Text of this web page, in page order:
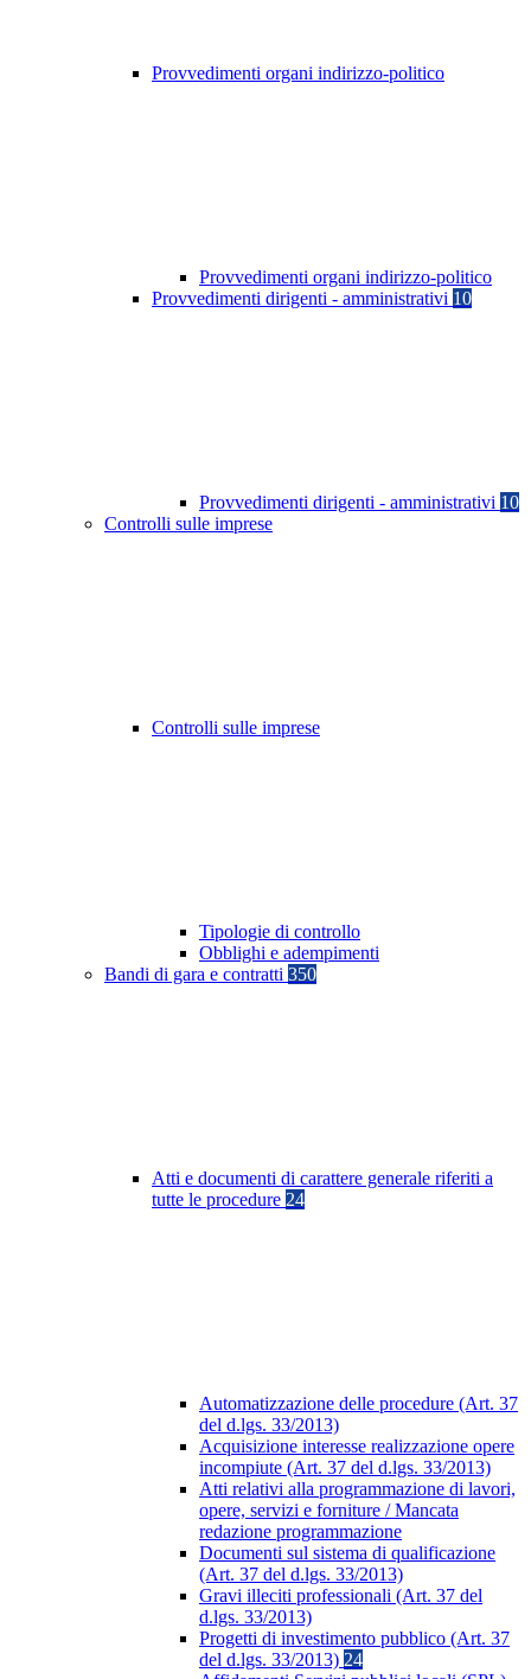
Provvedimenti organi indirizzo-politico
Provvedimenti organi indirizzo-politico
Provvedimenti dirigenti - amministrativi 10
Provvedimenti dirigenti - amministrativi 10
Controlli sulle imprese
Controlli sulle imprese
Tipologie di controllo
Obblighi e adempimenti
Bandi di gara e contratti 350
Atti e documenti di carattere generale riferiti a
tutte le procedure 24
Automatizzazione delle procedure (Art. 37
del d.lgs. 33/2013)
Acquisizione interesse realizzazione opere
incompiute (Art. 37 del d.lgs. 33/2013)
Atti relativi alla programmazione di lavori,
opere, servizi e forniture / Mancata
redazione programmazione
Documenti sul sistema di qualificazione
(Art. 37 del d.lgs. 33/2013)
Gravi illeciti professionali (Art. 37 del
d.lgs. 33/2013)
Progetti di investimento pubblico (Art. 37
del d.lgs. 33/2013) 24